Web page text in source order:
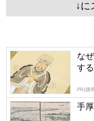
↓に
な
す
PR(國
手